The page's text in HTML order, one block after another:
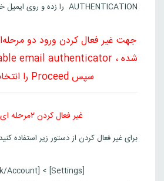
AUTHENTICATION را زده و روی ایمیل خودتان این را فعال کنید.
جهت غیر فعال کردن ورود دو
سپس Proceed را انتخاب کنید.
غیر فعال کردن ۲مرحله ای ‌PS4
برای غیر فعال کردن از دستور زیر استفاده کنید
Account